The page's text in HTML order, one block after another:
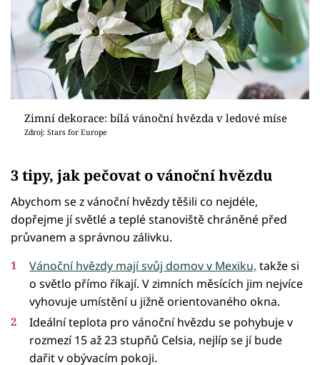
Zimní dekorace: bílá vánoční hvězda v ledové míse
Zdroj: Stars for Europe
3 tipy, jak pečovat o vánoční hvězdu
Abychom se z vánoční hvězdy těšili co nejdéle,
dopřejme jí světlé a teplé stanoviště chráněné před
průvanem a správnou zálivku.
Vánoční hvězdy mají svůj domov v Mexiku, takže si
o světlo přímo říkají. V zimních měsících jim nejvíce
vyhovuje umístění u jižně orientovaného okna.
Ideální teplota pro vánoční hvězdu se pohybuje v
rozmezí 15 až 23 stupňů Celsia, nejlíp se jí bude
dařit v obývacím pokoji.